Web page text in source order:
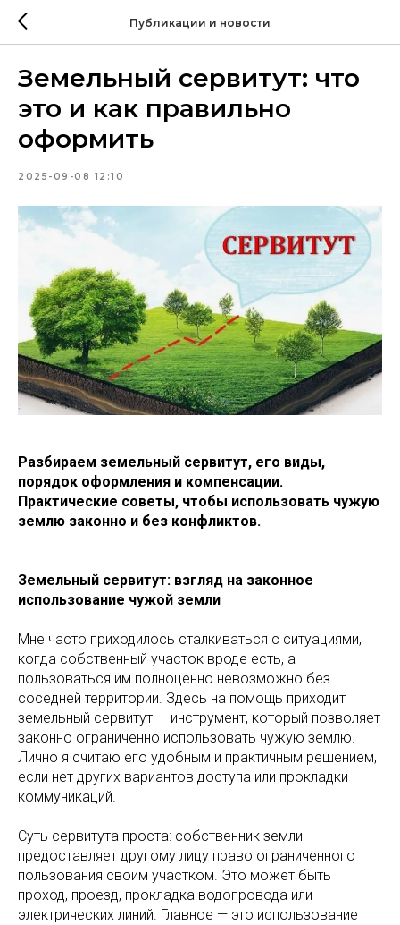
Публикации и новости
Земельный сервитут: что
это и как правильно
оформить
2025-09-08 12:10
Разбираем земельный сервитут, его виды,
порядок оформления и компенсации.
Практические советы, чтобы использовать чужую
землю законно и без конфликтов.
Земельный сервитут: взгляд на законное
использование чужой земли
Мне часто приходилось сталкиваться с ситуациями,
когда собственный участок вроде есть, а
пользоваться им полноценно невозможно без
соседней территории. Здесь на помощь приходит
земельный сервитут — инструмент, который позволяет
законно ограниченно использовать чужую землю.
Лично я считаю его удобным и практичным решением,
если нет других вариантов доступа или прокладки
коммуникаций.
Суть сервитута проста: собственник земли
предоставляет другому лицу право ограниченного
пользования своим участком. Это может быть
проход, проезд, прокладка водопровода или
электрических линий. Главное — это использование